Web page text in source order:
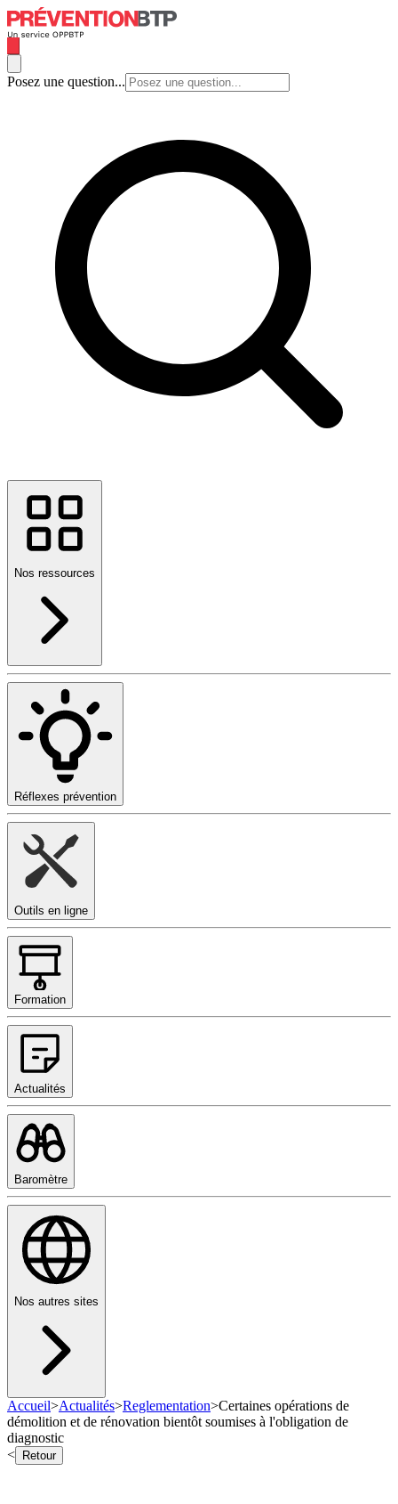
Posez une question...
Nos ressources
Réflexes prévention
Outils en ligne
Formation
Actualités
Baromètre
Nos autres sites
Accueil>Actualités>Reglementation>Certaines opérations de
démolition et de rénovation bientôt soumises à l'obligation de
diagnostic
<
Retour